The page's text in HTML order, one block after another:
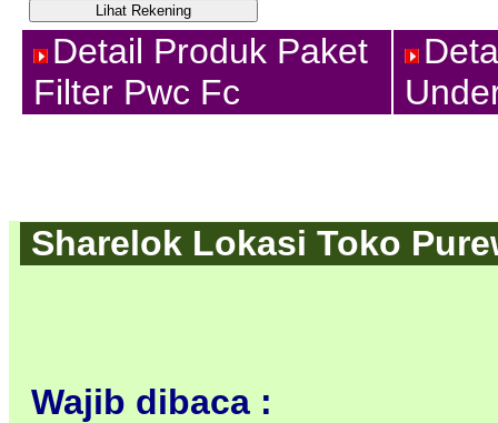
Detail Produk Paket
Filter Pwc Fc
Sharelok Lokasi Toko
Wajib dibaca :